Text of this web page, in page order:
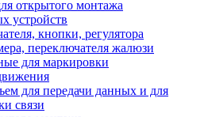
открытого монтажа
устройств
кнопки, регулятора
переключателя жалюзи
для маркировки
для передачи данных и для
связи